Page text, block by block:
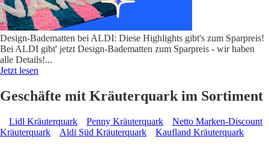
Design-Badematten bei ALDI: Diese Highlights gibt's zum Sparpreis!
Bei ALDI gibt' jetzt Design-Badematten zum Sparpreis - wir haben
alle Details!...
Jetzt lesen
Geschäfte mit Kräuterquark im Sortiment
Lidl Kräuterquark Penny Kräuterquark
Netto Marken-Discount
Kräuterquark
Aldi Süd Kräuterquark Kaufland Kräuterquark